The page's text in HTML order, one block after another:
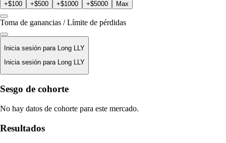
+$100 +$500 +$1000 +$5000 Max
Toma de ganancias / Límite de pérdidas
Inicia sesión para Long LLY
Inicia sesión para Long LLY
Precio De Liquidación
N/D
Sesgo de cohorte
No hay datos de cohorte para este mercado.
Resultados